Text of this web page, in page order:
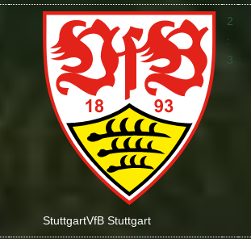
StuttgartVfB Stuttgart
2
:
3